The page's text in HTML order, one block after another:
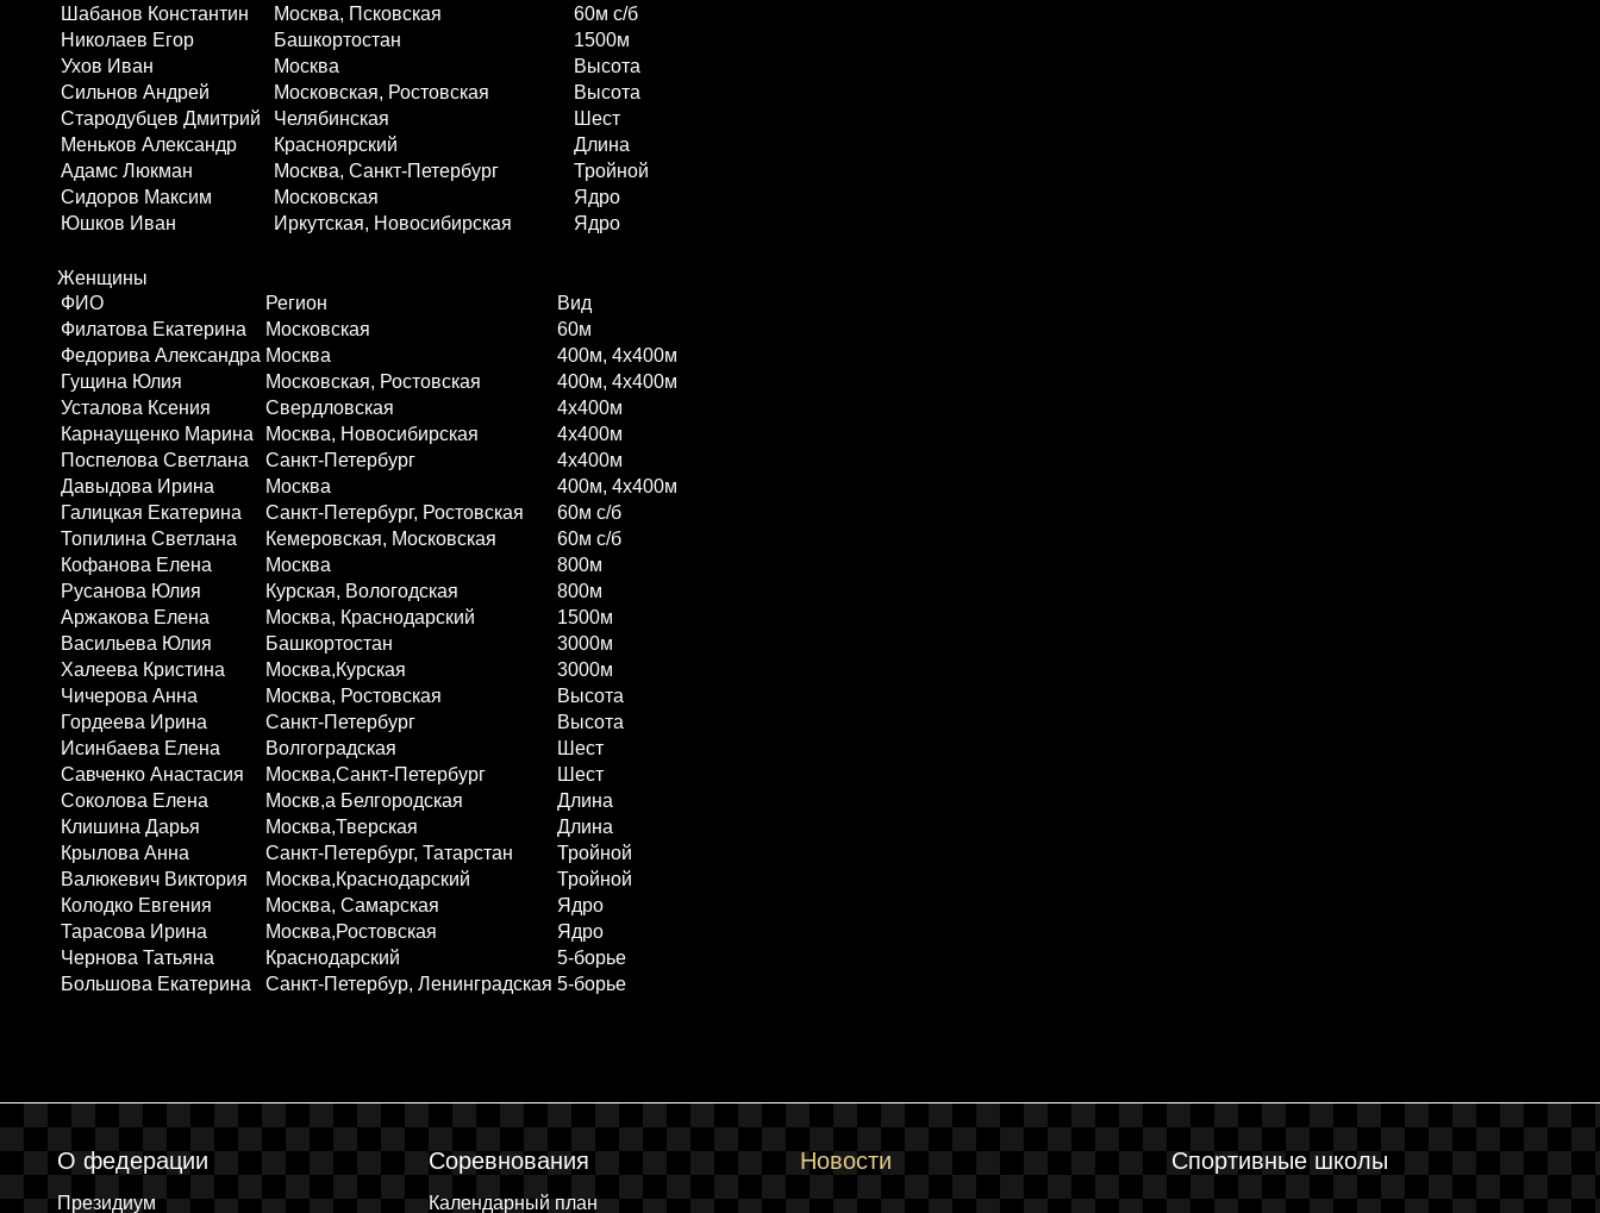
Шабанов Константин
Москва, Псковская
60м с/б
Николаев Егор
Башкортостан
1500м
Ухов Иван
Москва
Высота
Сильнов Андрей
Московская, Ростовская
Высота
Стародубцев Дмитрий
Челябинская
Шест
Меньков Александр
Красноярский
Длина
Адамс Люкман
Москва, Санкт-Петербург
Тройной
Сидоров Максим
Московская
Ядро
Юшков Иван
Иркутская, Новосибирская Ядро
Женщины
ФИО
Регион
Вид
Филатова Екатерина
Московская
60м
Федорива Александра Москва
400м, 4х400м
Гущина Юлия
Московская, Ростовская
400м, 4х400м
Усталова Ксения
Свердловская
4х400м
Карнаущенко Марина
Москва, Новосибирская
4х400м
Поспелова Светлана
Санкт-Петербург
4х400м
Давыдова Ирина
Москва
400м, 4х400м
Галицкая Екатерина
Санкт-Петербург, Ростовская
60м с/б
Топилина Светлана
Кемеровская, Московская
60м с/б
Кофанова Елена
Москва
800м
Русанова Юлия
Курская, Вологодская
800м
Аржакова Елена
Москва, Краснодарский
1500м
Васильева Юлия
Башкортостан
3000м
Халеева Кристина
Москва,Курская
3000м
Чичерова Анна
Москва, Ростовская
Высота
Гордеева Ирина
Санкт-Петербург
Высота
Исинбаева Елена
Волгоградская
Шест
Савченко Анастасия
Москва,Санкт-Петербург
Шест
Соколова Елена
Москв,а Белгородская
Длина
Клишина Дарья
Москва,Тверская
Длина
Крылова Анна
Санкт-Петербург, Татарстан
Тройной
Валюкевич Виктория
Москва,Краснодарский
Тройной
Колодко Евгения
Москва, Самарская
Ядро
Тарасова Ирина
Москва,Ростовская
Ядро
Чернова Татьяна
Краснодарский
5-борье
Большова Екатерина
Санкт-Петербур, Ленинградская 5-борье
О федерации
Президиум
Соревнования
Календарный план
Новости Спортивные школы